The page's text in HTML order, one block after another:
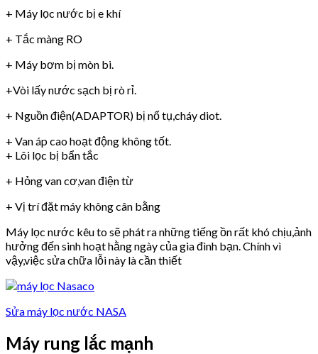
+ Máy lọc nước bị e khí
+ Tắc màng RO
+ Máy bơm bị mòn bi.
+Vòi lấy nước sạch bị rò rỉ.
+ Nguồn điện(ADAPTOR) bị nổ tụ,cháy diot.
+ Van áp cao hoạt động không tốt.
+ Lõi lọc bị bẩn tắc
+ Hỏng van cơ,van điện từ
+ Vị trí đặt máy không cân bằng
Máy lọc nước kêu to sẽ phát ra những tiếng ồn rất khó chịu,ảnh
hưởng đến sinh hoạt hằng ngày của gia đình bạn. Chính vì
vậy,việc sửa chữa lỗi này là cần thiết
Sửa máy lọc nước NASA
Máy rung lắc mạnh